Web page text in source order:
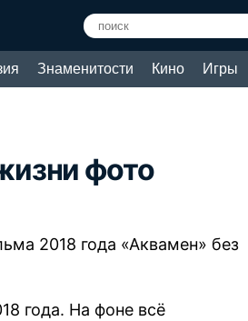
Знаменитости Кино Игры
фото
2018 года «Аквамен» без
года. На фоне всё